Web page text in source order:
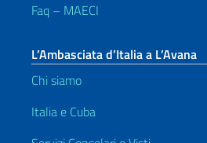
Faq – MAECI
L’Ambasciata d’Italia a L’Avana
Chi siamo
Italia e Cuba